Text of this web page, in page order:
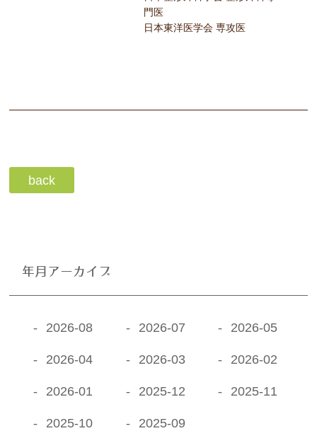
門医
日本東洋医学会 専攻医
back
年月アーカイブ
2026-08 2026-07 2026-05
2026-04 2026-03 2026-02
2026-01 2025-12 2025-11
2025-10 2025-09